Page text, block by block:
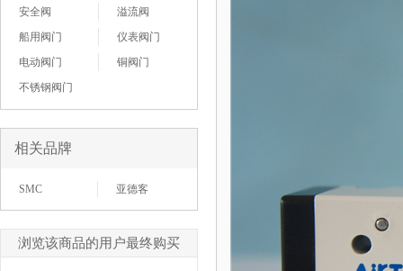
安全阀
溢流阀
船用阀门
仪表阀门
电动阀门
铜阀门
不锈钢阀门
相关品牌
SMC 亚德客
浏览该商品的用户最终购买